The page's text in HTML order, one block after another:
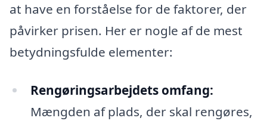
at have en forståelse for de faktorer, der
påvirker prisen. Her er nogle af de mest
betydningsfulde elementer:
Rengøringsarbejdets omfang:
Mængden af plads, der skal rengøres,